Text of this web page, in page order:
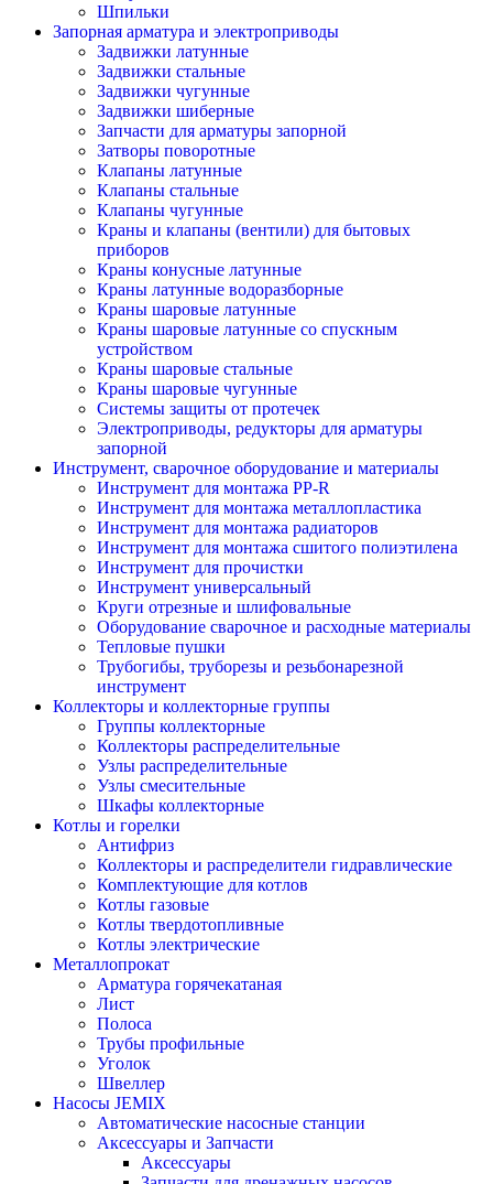
Шпильки
Запорная арматура и электроприводы
Задвижки латунные
Задвижки стальные
Задвижки чугунные
Задвижки шиберные
Запчасти для арматуры запорной
Затворы поворотные
Клапаны латунные
Клапаны стальные
Клапаны чугунные
Краны и клапаны (вентили) для бытовых
приборов
Краны конусные латунные
Краны латунные водоразборные
Краны шаровые латунные
Краны шаровые латунные со спускным
устройством
Краны шаровые стальные
Краны шаровые чугунные
Системы защиты от протечек
Электроприводы, редукторы для арматуры
запорной
Инструмент, сварочное оборудование и материалы
Инструмент для монтажа PP-R
Инструмент для монтажа металлопластика
Инструмент для монтажа радиаторов
Инструмент для монтажа сшитого полиэтилена
Инструмент для прочистки
Инструмент универсальный
Круги отрезные и шлифовальные
Оборудование сварочное и расходные материалы
Тепловые пушки
Трубогибы, труборезы и резьбонарезной
инструмент
Коллекторы и коллекторные группы
Группы коллекторные
Коллекторы распределительные
Узлы распределительные
Узлы смесительные
Шкафы коллекторные
Котлы и горелки
Антифриз
Коллекторы и распределители гидравлические
Комплектующие для котлов
Котлы газовые
Котлы твердотопливные
Котлы электрические
Металлопрокат
Арматура горячекатаная
Лист
Полоса
Трубы профильные
Уголок
Швеллер
Насосы JEMIX
Автоматические насосные станции
Аксессуары и Запчасти
Аксессуары